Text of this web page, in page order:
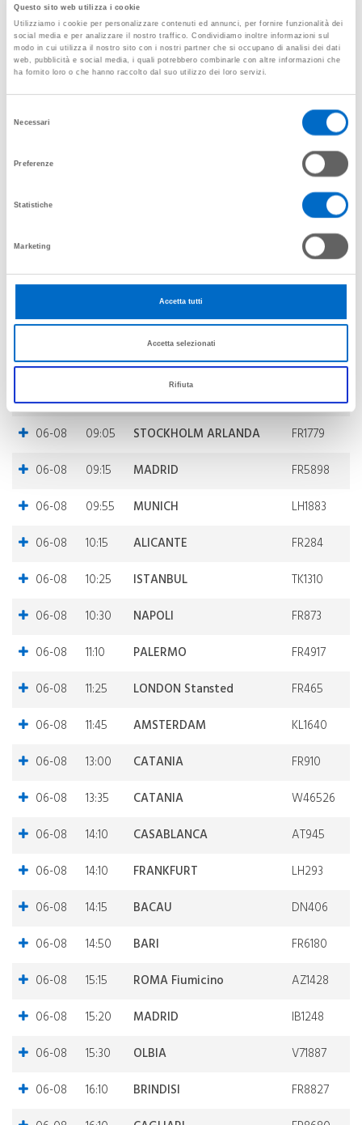
Questo sito web utilizza i cookie
Utilizziamo i cookie per personalizzare contenuti ed annunci, per fornire funzionalità dei
social media e per analizzare il nostro traffico. Condividiamo inoltre informazioni sul
modo in cui utilizza il nostro sito con i nostri partner che si occupano di analisi dei dati
web, pubblicità e social media, i quali potrebbero combinarle con altre informazioni che
ha fornito loro o che hanno raccolto dal suo utilizzo dei loro servizi.
Necessari
Preferenze
Statistiche
Marketing
Accetta tutti
Accetta selezionati
Rifiuta
06-08
06:05 AMSTERDAM
KL1638
06-08
06:10 BRINDISI
LH1887
FR937
AZ1432
FR264
06-08
FR2313
06-08
08:20 CHARLEROI
FR4894
06-08
08:30 MARRAKECH
FR6163
06-08
08:55 CAGLIARI
FR2415
06-08
08:55 PALERMO
W46612
06-08
09:05 STOCKHOLM ARLANDA
FR1779
06-08
09:15 MADRID
FR5898
06-08
09:55 MUNICH
LH1883
06-08
10:15 ALICANTE
FR284
06-08
10:25 ISTANBUL
TK1310
06-08
10:30 NAPOLI
FR873
06-08
11:10 PALERMO
FR4917
06-08
11:25 LONDON Stansted
FR465
06-08
11:45 AMSTERDAM
KL1640
06-08
13:00 CATANIA
FR910
06-08
13:35 CATANIA
W46526
06-08
14:10 CASABLANCA
AT945
06-08
14:10 FRANKFURT
LH293
06-08
14:15 BACAU
DN406
06-08
14:50 BARI
FR6180
06-08
15:15 ROMA Fiumicino
AZ1428
06-08
15:20 MADRID
IB1248
06-08
15:30 OLBIA
V71887
06-08
16:10 BRINDISI
FR8827